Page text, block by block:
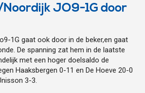
JO9-1G door
1G gaat ook door in de beker,en gaat
De spanning zat hem in de laatste
met een hoger doelsaldo de
Haaksbergen 0-11 en De Hoeve 20-0
3-3.